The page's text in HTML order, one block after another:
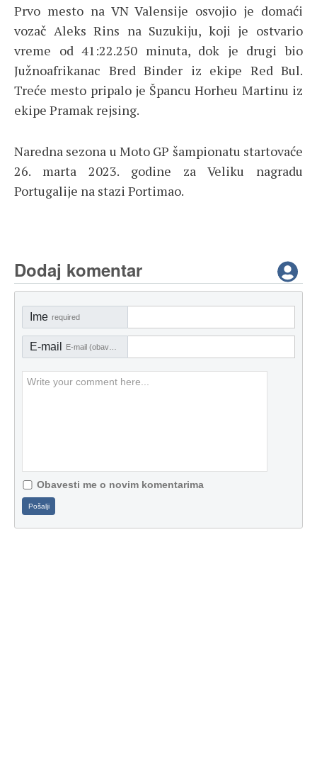
Prvo mesto na VN Valensije osvojio je domaći
vozač Aleks Rins na Suzukiju, koji je ostvario
vreme od 41:22.250 minuta, dok je drugi bio
Južnoafrikanac Bred Binder iz ekipe Red Bul.
Treće mesto pripalo je Špancu Horheu Martinu iz
ekipe Pramak rejsing.
Naredna sezona u Moto GP šampionatu startovaće
26. marta 2023. godine za Veliku nagradu
Portugalije na stazi Portimao.
Dodaj komentar
Ime required
E-mail
Obavesti me o novim komentarima
Pošalji